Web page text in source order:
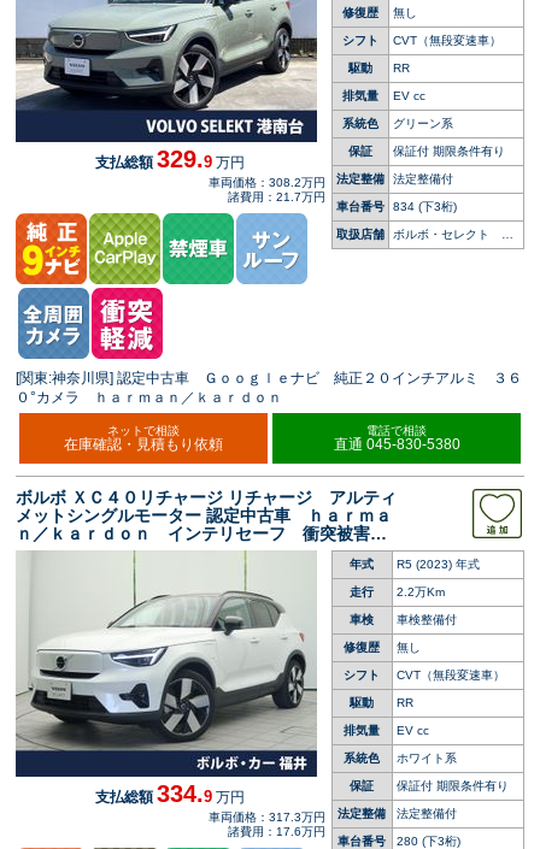
修復歴 無し
シフト CVT（無段変速車）
駆動 RR
排気量 EV cc
系統色 グリーン系
保証 保証付 期限条件有り
法定整備 法定整備付
車台番号 834 (下3桁)
取扱店舗
ボルボ・セレクト 港
南台
支払総額329.9 万円
車両価格：308.2万円
諸費用：21.7万円
[関東:神奈川県] 認定中古車 Ｇｏｏｇｌｅナビ 純正２０インチアルミ ３６
０°カメラ ｈａｒｍａｎ／ｋａｒｄｏｎ
ネットで相談
在庫確認・見積もり依頼
電話で相談
直通 045-830-5380
ボルボ ＸＣ４０リチャージ リチャージ アルティ
メットシングルモーター 認定中古車 ｈａｒｍａ
ｎ／ｋａｒｄｏｎ インテリセーフ 衝突被害軽
減ブレーキ ３６０ビューカメラ パイロットア
シスト レーダークルーズ 純正９インチナビ
禁煙車 シートヒーター メモリー機能付きシー
年式 R5 (2023) 年式
走行 2.2万Km
車検 車検整備付
修復歴 無し
シフト CVT（無段変速車）
駆動 RR
排気量 EV cc
系統色 ホワイト系
保証 保証付 期限条件有り
法定整備 法定整備付
車台番号 280 (下3桁)
支払総額334.9 万円
車両価格：317.3万円
諸費用：17.6万円